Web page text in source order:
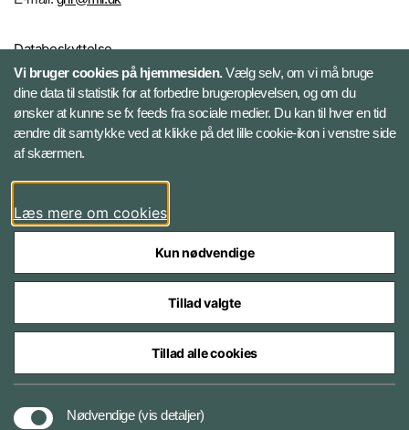
Databeskyttelse
Følg Gardehusarregimentet
Facebook
Instagram
Styrelser og myndigheder under Forsvarsministeriet
Vi bruger cookies på hjemmesiden.Vælg selv, om vi må bruge
dine data til statistik for at forbedre brugeroplevelsen, og om du
ønsker at kunne se fx feeds fra sociale medier. Du kan til hver en tid
ændre dit samtykke ved at klikke på det lille cookie-ikon i venstre side
af skærmen.
Læs mere om cookies
Kun nødvendige
Tillad valgte
Tillad alle cookies
Nødvendige (vis detaljer)